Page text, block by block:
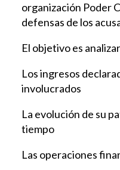
organización Poder
defensas de los
El objetivo es
Los ingresos
involucrados
La evolución de su
tiempo
Las operaciones